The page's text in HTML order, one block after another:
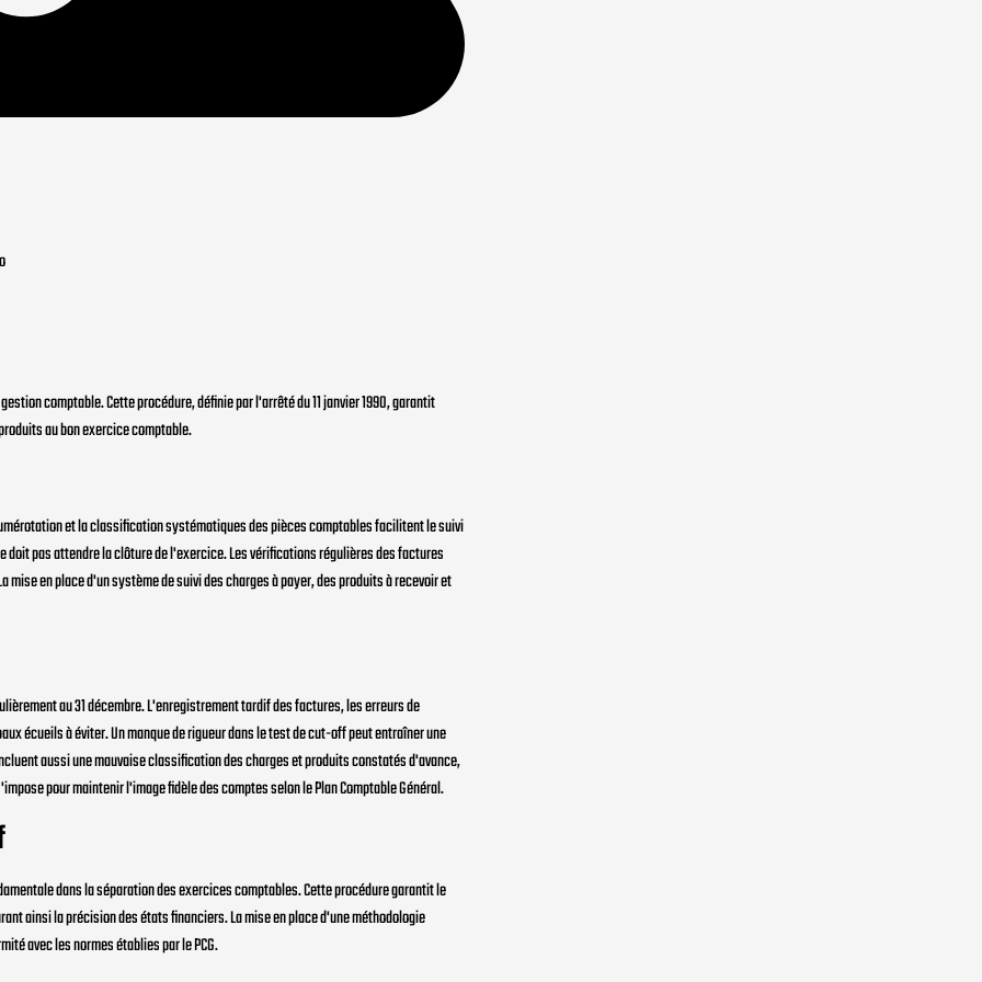
comptable. Cette procédure, définie par l'arrêté du 11 janvier 1990, garantit
au bon exercice comptable.
et la classification systématiques des pièces comptables facilitent le suivi
pas attendre la clôture de l'exercice. Les vérifications régulières des factures
en place d'un système de suivi des charges à payer, des produits à recevoir et
au 31 décembre. L'enregistrement tardif des factures, les erreurs de
écueils à éviter. Un manque de rigueur dans le test de cut-off peut entraîner une
aussi une mauvaise classification des charges et produits constatés d'avance,
pour maintenir l'image fidèle des comptes selon le Plan Comptable Général.
dans la séparation des exercices comptables. Cette procédure garantit le
ainsi la précision des états financiers. La mise en place d'une méthodologie
avec les normes établies par le PCG.